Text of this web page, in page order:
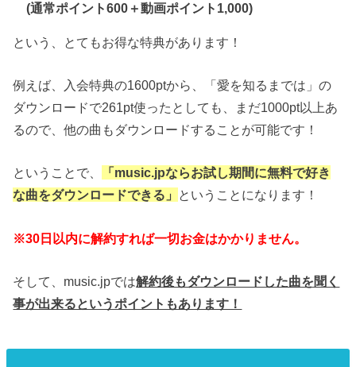
(通常ポイント600＋動画ポイント1,000)
という、とてもお得な特典があります！
例えば、入会特典の1600ptから、「愛を知るまでは」の
ダウンロードで261pt使ったとしても、まだ1000pt以上あ
るので、他の曲もダウンロードすることが可能です！
ということで、
「music.jpならお試し期間に無料で好き
な曲をダウンロードできる」 ということになります！
※30日以内に解約すれば一切お金はかかりません。
そして、music.jpでは解約後もダウンロードした曲を聞く
事が出来るというポイントもあります！